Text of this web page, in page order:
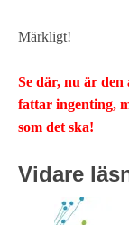
Märkligt!
Se där, nu är
fattar ingenting,
som det ska!
Vidare